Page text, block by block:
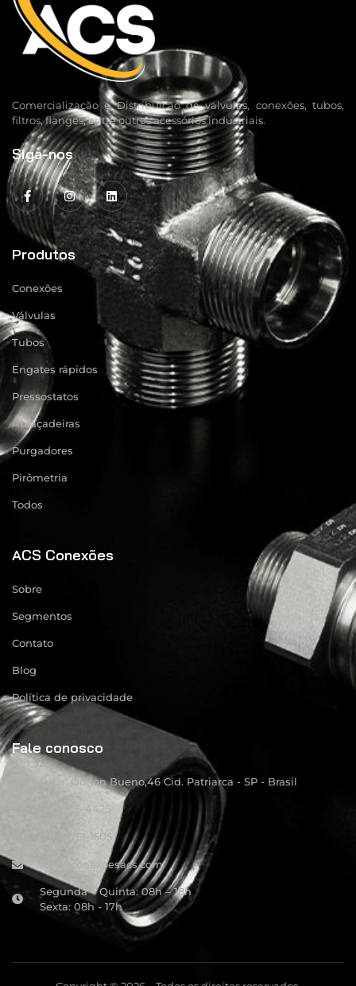
Comercialização e Distribuição de válvulas, conexões, tubos,
filtros, flanges, entre outros acessórios industriais.
Siga-nos
Produtos
Conexões
Válvulas
Tubos
Engates rápidos
Pressostatos
Abraçadeiras
Purgadores
Pirômetria
Todos
ACS Conexões
Sobre
Segmentos
Contato
Blog
Política de privacidade
Fale conosco
R: Dr. Odilon Bueno,46 Cid. Patriarca - SP - Brasil
(11) 4105-4425
(11) 94751-1505
info@conexoesacs.com
Segunda – Quinta: 08h – 18h
Sexta: 08h - 17h